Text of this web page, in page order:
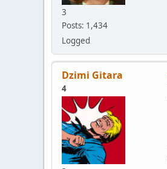
3
Posts: 1,434
Logged
Dzimi Gitara
4